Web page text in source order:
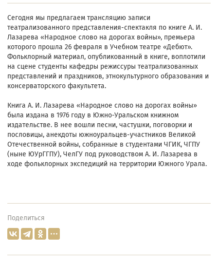
Сегодня мы предлагаем трансляцию записи
театрализованного представления-спектакля по книге А. И.
Лазарева «Народное слово на дорогах войны», премьера
которого прошла 26 февраля в Учебном театре «Дебют».
Фольклорный материал, опубликованный в книге, воплотили
на сцене студенты кафедры режиссуры театрализованных
представлений и праздников, этнокультурного образования и
консерваторского факультета.
Книга А. И. Лазарева «Народное слово на дорогах войны»
была издана в 1976 году в Южно-Уральском книжном
издательстве. В нее вошли песни, частушки, поговорки и
пословицы, анекдоты южноуральцев-участников Великой
Отечественной войны, собранные в студентами ЧГИК, ЧГПУ
(ныне ЮУрГГПУ), ЧелГУ под руководством А. И. Лазарева в
ходе фольклорных экспедиций на территории Южного Урала.
Поделиться